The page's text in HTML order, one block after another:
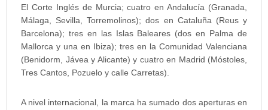
El Corte Inglés de Murcia; cuatro en Andalucía (Granada,
Málaga, Sevilla, Torremolinos); dos en Cataluña (Reus y
Barcelona); tres en las Islas Baleares (dos en Palma de
Mallorca y una en Ibiza); tres en la Comunidad Valenciana
(Benidorm, Jávea y Alicante) y cuatro en Madrid (Móstoles,
Tres Cantos, Pozuelo y calle Carretas).
A nivel internacional, la marca ha sumado dos aperturas en